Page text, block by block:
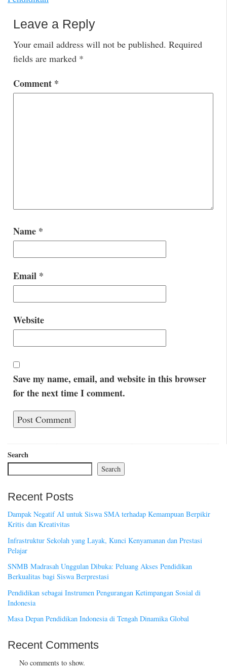
Leave a Reply
Your email address will not be published. Required
fields are marked *
Comment *
Name *
Email *
Website
Save my name, email, and website in this browser
for the next time I comment.
Search
Search
Recent Posts
Dampak Negatif AI untuk Siswa SMA terhadap Kemampuan Berpikir
Kritis dan Kreativitas
Infrastruktur Sekolah yang Layak, Kunci Kenyamanan dan Prestasi
Pelajar
SNMB Madrasah Unggulan Dibuka: Peluang Akses Pendidikan
Berkualitas bagi Siswa Berprestasi
Pendidikan sebagai Instrumen Pengurangan Ketimpangan Sosial di
Indonesia
Masa Depan Pendidikan Indonesia di Tengah Dinamika Global
Recent Comments
No comments to show.